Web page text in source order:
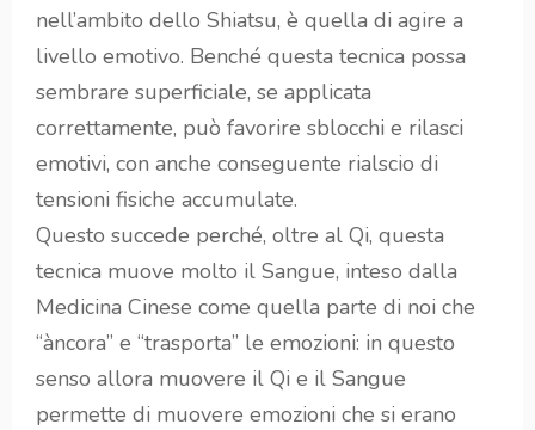
nell’ambito dello Shiatsu, è quella di agire a
livello emotivo. Benché questa tecnica possa
sembrare superficiale, se applicata
correttamente, può favorire sblocchi e rilasci
emotivi, con anche conseguente rialscio di
tensioni fisiche accumulate.
Questo succede perché, oltre al Qi, questa
tecnica muove molto il Sangue, inteso dalla
Medicina Cinese come quella parte di noi che
“àncora” e “trasporta” le emozioni: in questo
senso allora muovere il Qi e il Sangue
permette di muovere emozioni che si erano